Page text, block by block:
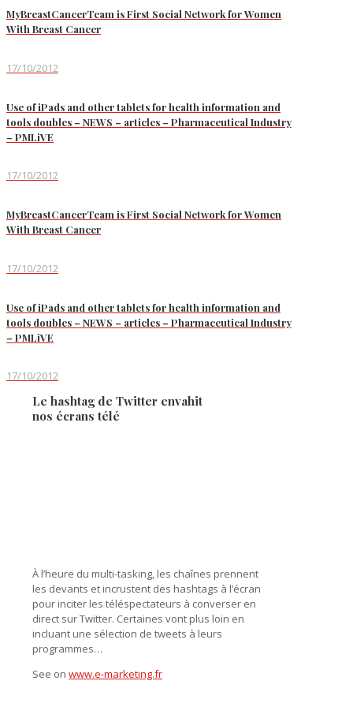
MyBreastCancerTeam is First Social Network for Women
With Breast Cancer
17/10/2012
Use of iPads and other tablets for health information and
tools doubles – NEWS – articles – Pharmaceutical Industry
– PMLiVE
17/10/2012
MyBreastCancerTeam is First Social Network for Women
With Breast Cancer
17/10/2012
Use of iPads and other tablets for health information and
tools doubles – NEWS – articles – Pharmaceutical Industry
– PMLiVE
17/10/2012
Le hashtag de Twitter envahit
nos écrans télé
À l’heure du multi-tasking, les chaînes prennent
les devants et incrustent des hashtags à l’écran
pour inciter les téléspectateurs à converser en
direct sur Twitter. Certaines vont plus loin en
incluant une sélection de tweets à leurs
programmes…
See on www.e-marketing.fr